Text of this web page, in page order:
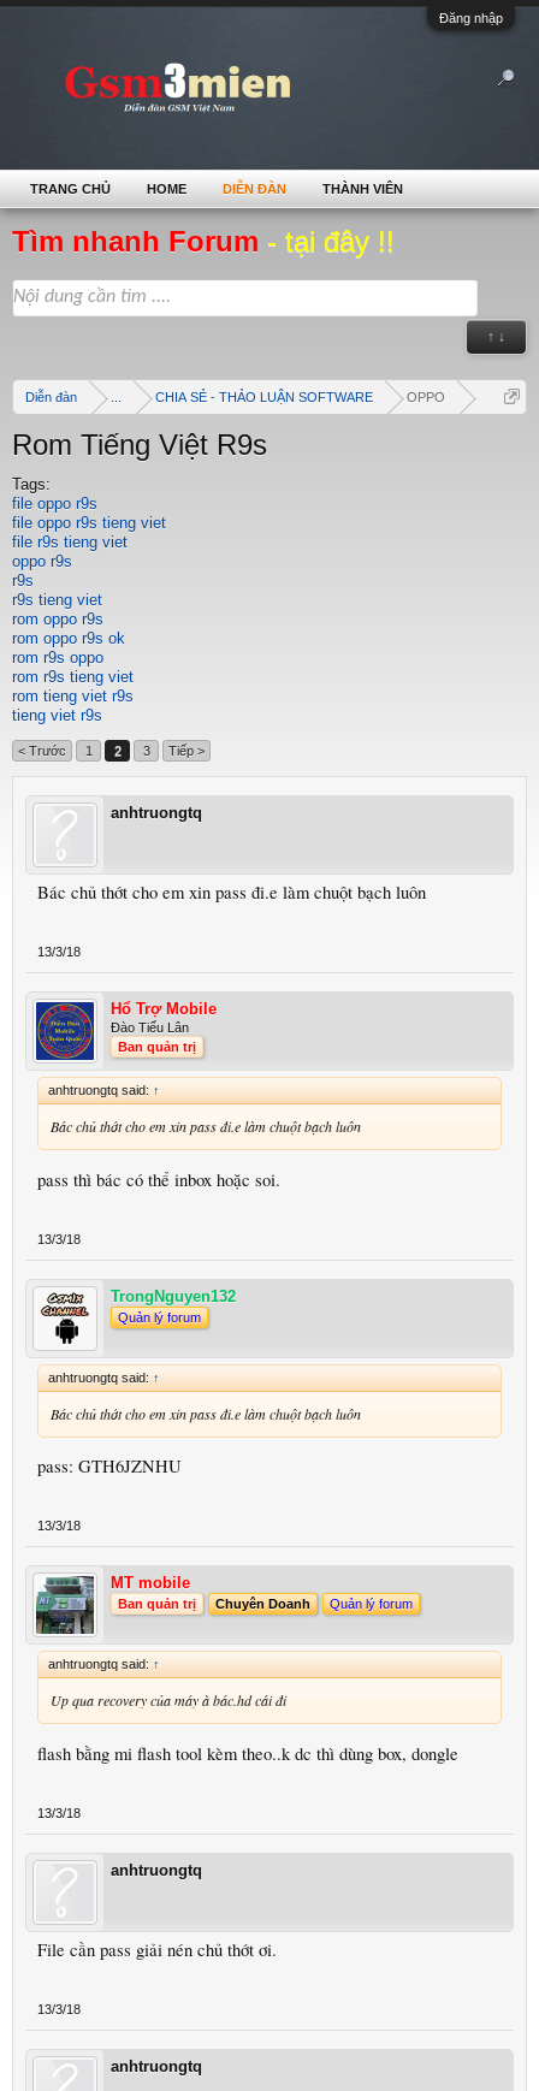
Đăng nhập
Tìm nhanh Forum - tại đây !!
↑ ↓
Diễn đàn CHIA SẺ - THẢO LUẬN SOFTWARE OPPO
Rom Tiếng Việt R9s
Tags:
file oppo r9s
file oppo r9s tieng viet
file r9s tieng viet
oppo r9s
r9s
r9s tieng viet
rom oppo r9s
rom oppo r9s ok
rom r9s oppo
rom r9s tieng viet
rom tieng viet r9s
tieng viet r9s
< Trước 1 2 3 Tiếp >
anhtruongtq
Bác chủ thớt cho em xin pass đi.e làm chuột bạch luôn
13/3/18
Hổ Trợ Mobile
Đào Tiểu Lân
Ban quản trị
anhtruongtq said: ↑
Bác chủ thớt cho em xin pass đi.e làm chuột bạch luôn
pass thì bác có thể inbox hoặc soi.
13/3/18
TrongNguyen132
Quản lý forum
anhtruongtq said: ↑
Bác chủ thớt cho em xin pass đi.e làm chuột bạch luôn
pass: GTH6JZNHU
13/3/18
MT mobile
Ban quản trị Chuyên Doanh Quản lý forum
anhtruongtq said: ↑
Up qua recovery của máy à bác.hd cái đi
flash bằng mi flash tool kèm theo..k dc thì dùng box, dongle
13/3/18
anhtruongtq
File cần pass giải nén chủ thớt ơi.
13/3/18
anhtruongtq
TRANG CHỦ HOME DIỄN ĐÀN THÀNH VIÊN